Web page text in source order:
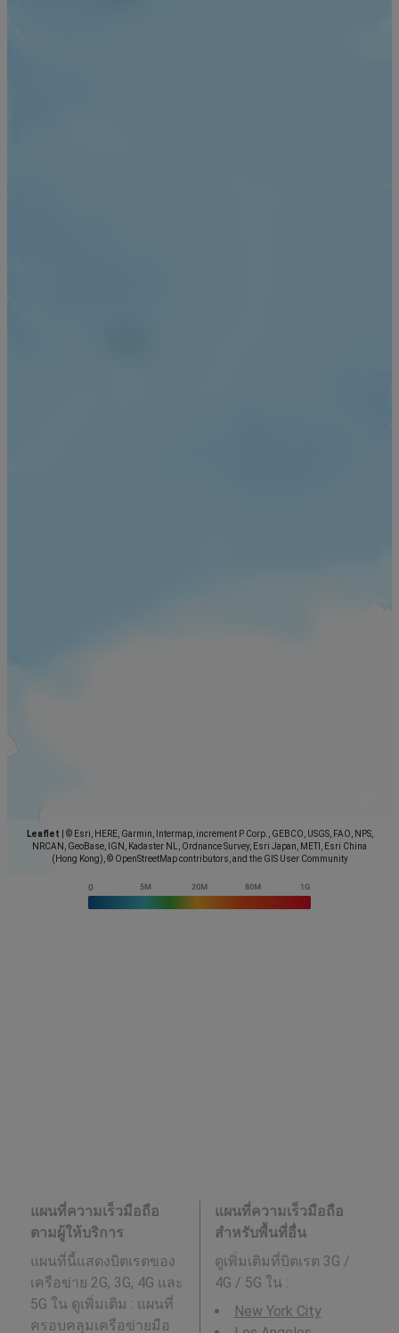
Leaflet
© Esri, HERE, Garmin, Intermap, increment P Corp., GEBCO, USGS, FAO, NPS,
NRCAN, GeoBase, IGN, Kadaster NL, Ordnance Survey, Esri Japan, METI, Esri China
(Hong Kong), © OpenStreetMap contributors, and the GIS User Community
แผนที่ความเร็วมือถือ
ตามผู้ให้บริการ
แผนที่นี้แสดงบิตเรตของ
เครือข่าย 2G, 3G, 4G และ
5G ใน ดูเพิ่มเติม : แผนที่
ครอบคลุมเครือข่ายมือ
แผนที่ความเร็วมือถือ
สำหรับพื้นที่อื่น
ดูเพิ่มเติมที่บิตเรต 3G /
4G / 5G ใน :
New York City